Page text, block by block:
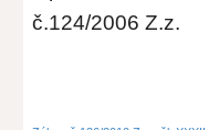
č.124/2006 Z.z.